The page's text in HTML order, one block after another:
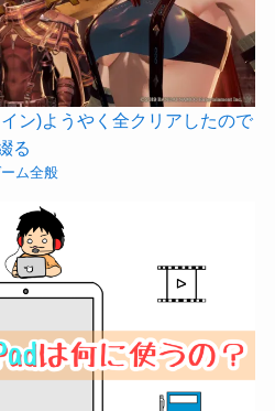
ン)ようやく全クリアしたので
る
ム全般